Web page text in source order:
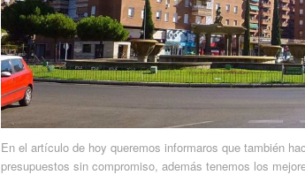
En el artículo de hoy queremos informaros que también
presupuestos sin compromiso, además tenemos los